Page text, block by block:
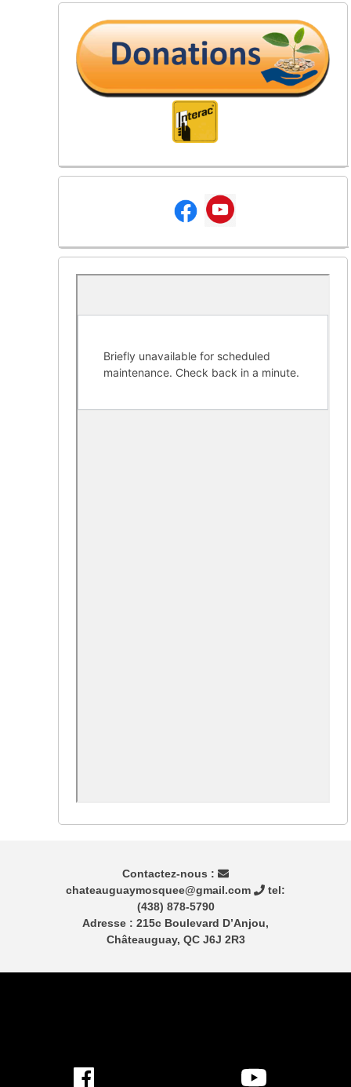
Contactez-nous :
chateauguaymosquee@gmail.com
tel:
(438) 878-5790
Adresse : 215c Boulevard D’Anjou,
Châteauguay, QC J6J 2R3